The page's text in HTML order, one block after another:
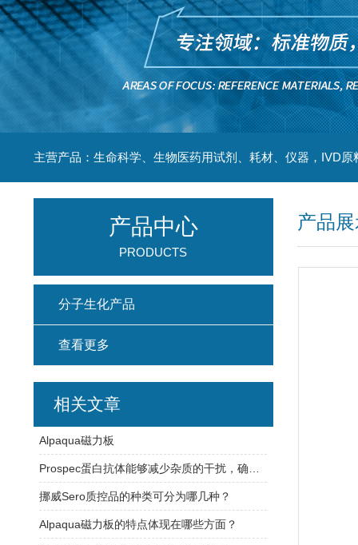
主营产品：生命科学、生物医药用试剂、耗材、仪器，IVD原
产品
产品中心
PRODUCTS
分子生化产品
查看更多
相关文章
Alpaqua磁力板
挪威Sero质控品的种类可分为哪几种？
Alpaqua磁力板的特点体现在哪些方面？